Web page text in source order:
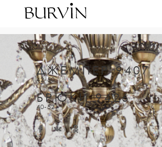
ДЖЕМПЕР 9407
42-50
БРЮКИ 9426
40-52